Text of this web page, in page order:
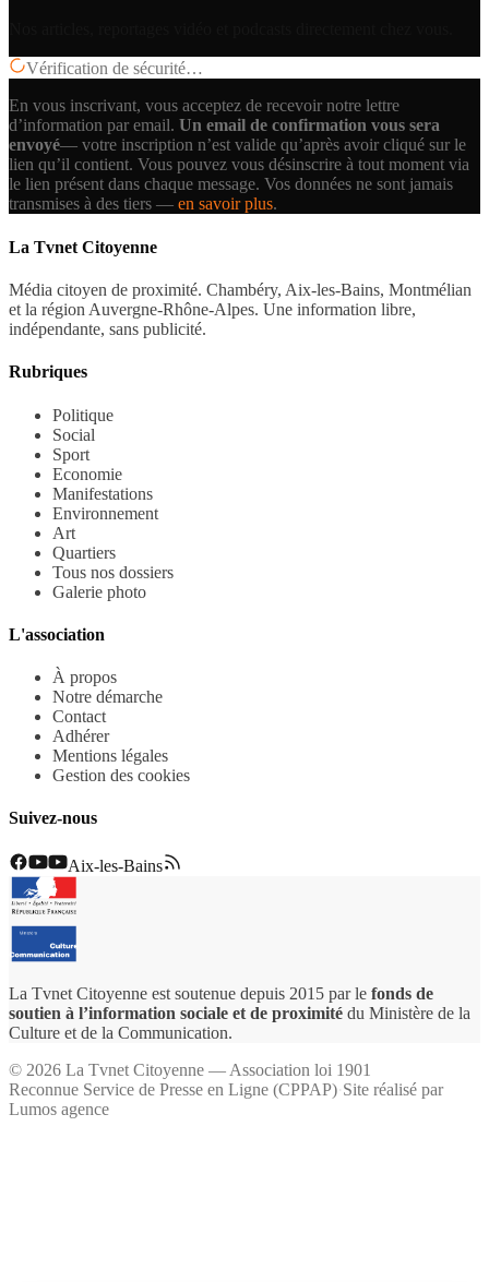
Vérification de sécurité…
En vous inscrivant, vous acceptez de recevoir notre lettre
d’information par email. Un email de confirmation vous sera
envoyé— votre inscription n’est valide qu’après avoir cliqué sur le
lien qu’il contient. Vous pouvez vous désinscrire à tout moment via
le lien présent dans chaque message. Vos données ne sont jamais
transmises à des tiers — en savoir plus.
La Tvnet Citoyenne
Média citoyen de proximité. Chambéry, Aix-les-Bains, Montmélian
et la région Auvergne-Rhône-Alpes. Une information libre,
indépendante, sans publicité.
Rubriques
Politique
Social
Sport
Economie
Manifestations
Environnement
Art
Quartiers
Tous nos dossiers
Galerie photo
L'association
À propos
Notre démarche
Contact
Adhérer
Mentions légales
Gestion des cookies
Suivez-nous
Aix-les-Bains
La Tvnet Citoyenne est soutenue depuis 2015 par le fonds de
soutien à l’information sociale et de proximité du Ministère de la
Culture et de la Communication.
© 2026 La Tvnet Citoyenne — Association loi 1901
Reconnue Service de Presse en Ligne (CPPAP)·Site réalisé par
Lumos agence